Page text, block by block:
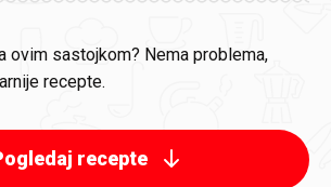
ovim sastojkom? Nema problema,
recepte.
recepte